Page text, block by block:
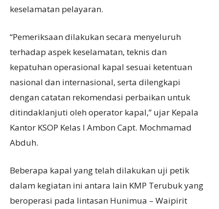
keselamatan pelayaran.
“Pemeriksaan dilakukan secara menyeluruh
terhadap aspek keselamatan, teknis dan
kepatuhan operasional kapal sesuai ketentuan
nasional dan internasional, serta dilengkapi
dengan catatan rekomendasi perbaikan untuk
ditindaklanjuti oleh operator kapal,” ujar Kepala
Kantor KSOP Kelas I Ambon Capt. Mochmamad
Abduh.
Beberapa kapal yang telah dilakukan uji petik
dalam kegiatan ini antara lain KMP Terubuk yang
beroperasi pada lintasan Hunimua – Waipirit